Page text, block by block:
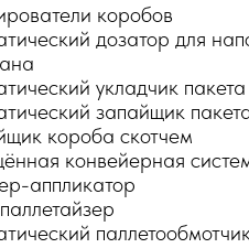
коробов
дозатор для
укладчик
запайщик
короба скотчем
конвейерная
аппликатор